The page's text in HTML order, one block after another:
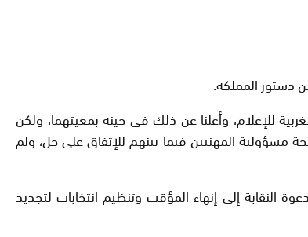
للإعلام، وأعلنا عن ذلك في حينه بمعيتهما، ولكن
مسؤولية المهنيين فيما بينهم للإتفاق على حل، ولم
النقابة إلى إنهاء المؤقت وتنظيم انتخابات لتجديد